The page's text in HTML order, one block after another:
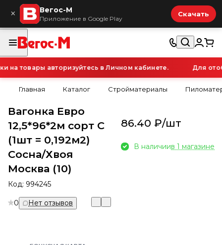
× Вегос-М
Приложение в Google Play
Скачать
товары авторизуйтесь в Личном кабинете. Для
Главная Каталог Стройматериалы
Вагонка Евро
12,5*96*2м сорт С
(1шт = 0,192м2)
Сосна/Хвоя
Москва (10)
Код: 994245
0 Нет отзывов
86.40 ₽/шт
В наличиив 1 магазине